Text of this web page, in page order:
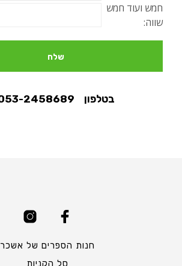
חמש ועוד חמש
שווה:
בטלפון 053-2458689
חנות הספרים של אשכר
סל הקניות